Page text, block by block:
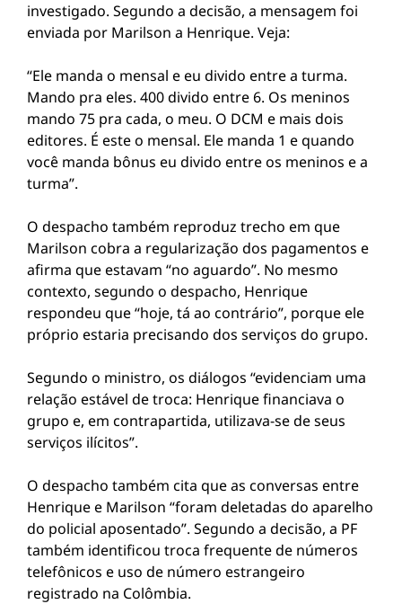
investigado. Segundo a decisão, a mensagem foi
enviada por Marilson a Henrique. Veja:
“Ele manda o mensal e eu divido entre a turma.
Mando pra eles. 400 divido entre 6. Os meninos
mando 75 pra cada, o meu. O DCM e mais dois
editores. É este o mensal. Ele manda 1 e quando
você manda bônus eu divido entre os meninos e a
turma”.
O despacho também reproduz trecho em que
Marilson cobra a regularização dos pagamentos e
afirma que estavam “no aguardo”. No mesmo
contexto, segundo o despacho, Henrique
respondeu que “hoje, tá ao contrário”, porque ele
próprio estaria precisando dos serviços do grupo.
Segundo o ministro, os diálogos “evidenciam uma
relação estável de troca: Henrique financiava o
grupo e, em contrapartida, utilizava-se de seus
serviços ilícitos”.
O despacho também cita que as conversas entre
Henrique e Marilson “foram deletadas do aparelho
do policial aposentado”. Segundo a decisão, a PF
também identificou troca frequente de números
telefônicos e uso de número estrangeiro
registrado na Colômbia.